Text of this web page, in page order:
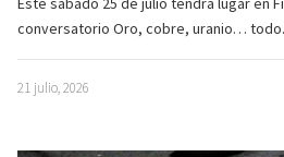
conversatorio Oro, cobre, uranio…
21 julio, 2026